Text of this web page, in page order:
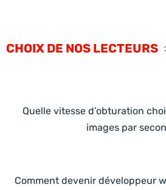
CHOIX DE NOS LECTEURS
Quelle vitesse d’obturation
images par
Comment devenir développeur